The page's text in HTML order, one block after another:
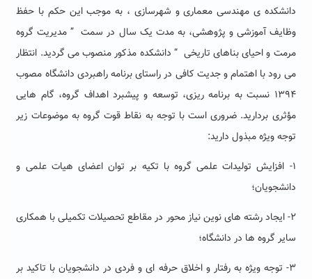
دانشکده ی مهندسی معماری و شهرسازی ، به موجب این حکم با حفظ
وظایف آموزشی و پژوهشی، به مدت یک سال در سمت” مدیریت گروه
مرمت و احیای بناهای تاریخی “ دانشکده مذکور منصوب می گردید. انتظار
می رود با اهتمام و جدیت کافی در راستای برنامه راهبردی دانشگاه مصوب
۱۳۹۴ نسبت به برنامه ریزی، توسعه و پیشبرد اهداف گروه، گام هایی
مؤثری بردارید. ضروری است با توجه به نقاط قوت گروه به موضوعات زیر
توجه ویژه مبذول دارید:
۱- افزایش تولیدات علمی گروه با تکیه بر توان اعضای هیات علمی و
دانشجویان؛
۲- ایجاد رشته های نوین نیاز محور در مقاطع تحصیلات تکمیلی با همکاری
سایر گروه ها در دانشگاه؛
۳- توجه ویژه به رفتار و اخلاق حرفه ای و فردی در دانشجویان با تاکید بر